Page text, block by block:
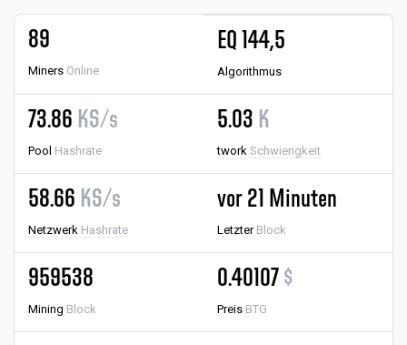
89
Miners Online
EQ 144,5
Algorithmus
73.86 KS/s
Pool Hashrate
5.03 K
twork Schwierigkeit
58.66 KS/s
Netzwerk Hashrate
vor 21 Minuten
Letzter Block
959538
Mining Block
0.40107 $
Preis BTG